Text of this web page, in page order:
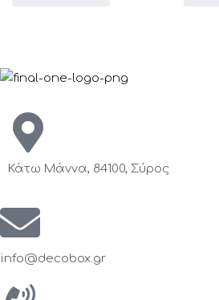
Κάτω Μάννα, 84100, Σύρος
info@decobox.gr